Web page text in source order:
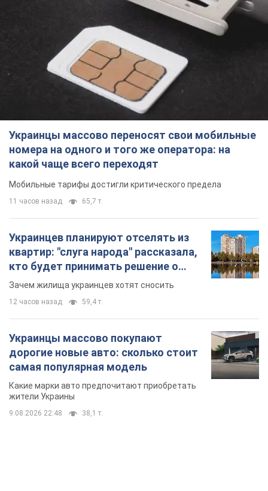
Украинцы массово переносят свои мобильные
номера на одного и того же оператора: на
какой чаще всего переходят
Мобильные тарифы достигли критического предела
11 часов назад 65,7 т.
Украинцев планируют отселять из
квартир: "слуга народа" рассказала,
кто будет принимать решение о
сносе домов
Зачем жилища украинцев хотят сносить
12 часов назад 59,4 т.
Украинцы массово покупают
дорогие новые авто: сколько стоит
самая популярная модель
Какие марки авто предпочитают приобретать
жители Украины
9.08.2026 22:48 38,1 т.